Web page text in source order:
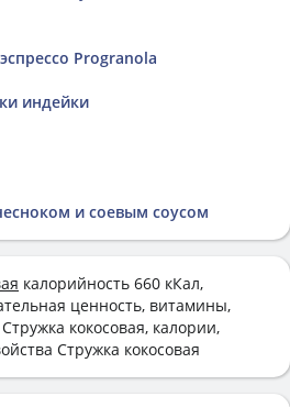
Progranola
индейки
и соевым соусом
калорийность 660 кКал,
ценность, витамины,
кокосовая, калории,
Стружка кокосовая